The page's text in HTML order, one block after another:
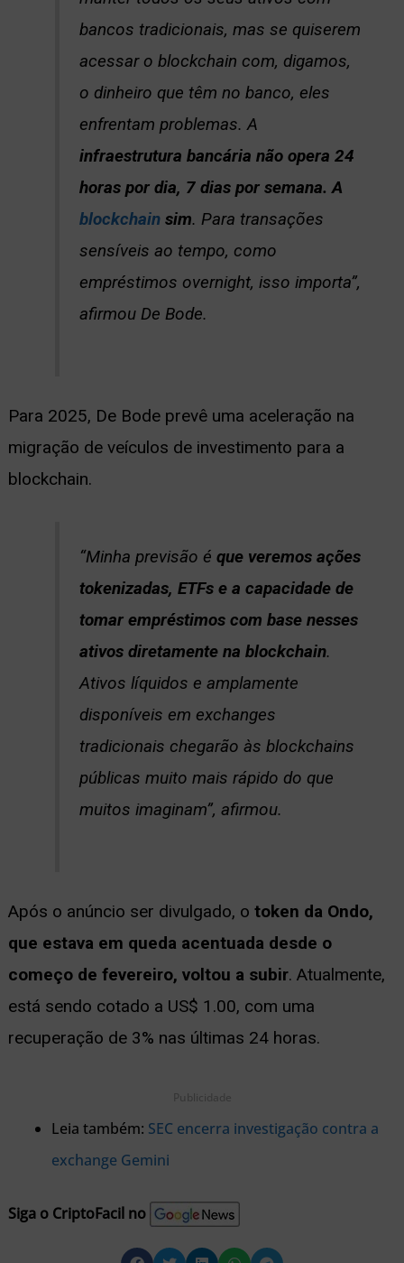
bancos tradicionais, mas se quiserem
acessar o blockchain com, digamos,
o dinheiro que têm no banco, eles
enfrentam problemas. A
infraestrutura bancária não opera 24
horas por dia, 7 dias por semana. A
blockchainsim. Para transações
sensíveis ao tempo, como
empréstimos overnight, isso importa”,
afirmou De Bode.
Para 2025, De Bode prevê uma aceleração na
migração de veículos de investimento para a
blockchain.
“Minha previsão é que veremos ações
tokenizadas, ETFs e a capacidade de
tomar empréstimos com base nesses
ativos diretamente na blockchain.
Ativos líquidos e amplamente
disponíveis em exchanges
tradicionais chegarão às blockchains
públicas muito mais rápido do que
muitos imaginam”, afirmou.
Após o anúncio ser divulgado, o token da Ondo,
que estava em queda acentuada desde o
começo de fevereiro, voltou a subir. Atualmente,
está sendo cotado a US$ 1.00, com uma
recuperação de 3% nas últimas 24 horas.
Publicidade
Leia também: SEC encerra investigação contra a
exchange Gemini
Siga o CriptoFacil no